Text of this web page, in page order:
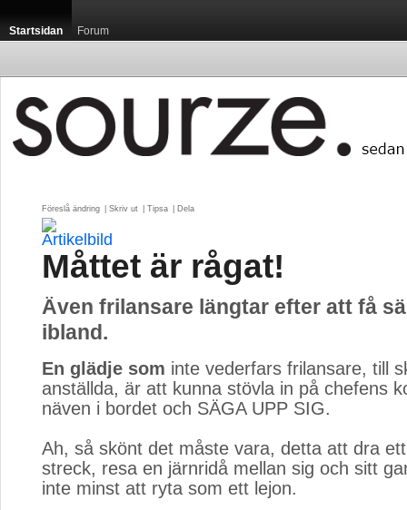
Startsidan Forum
Föreslå ändring Skriv ut Tipsa Dela
Måttet är rågat!
Även frilansare längtar efter att få
ibland.
En glädje som inte vederfars frilansare, till
anställda, är att kunna stövla in på chefens
näven i bordet och SÄGA UPP SIG.
Ah, så skönt det måste vara, detta att dra
streck, resa en järnridå mellan sig och sitt
inte minst att ryta som ett lejon.